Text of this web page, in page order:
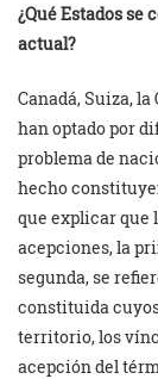
¿Qué Estados
actual?
Canadá, Suiza,
han optado por
problema de
hecho
que explicar que
acepciones, la
segunda, se
constituida
territorio, los
acepción del